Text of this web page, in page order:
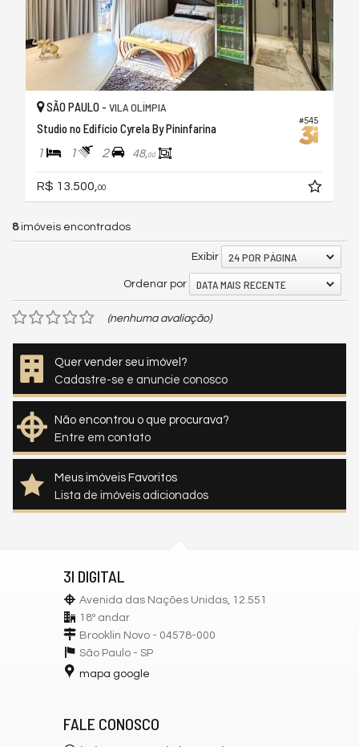
#545
SÃO PAULO - VILA OLÍMPIA
Studio no Edifício Cyrela By Pininfarina
1 1 2 48,00
R$ 13.500, 00
8imóveis encontrados
Exibir 24 POR PÁGINA
Ordenar por DATA MAIS RECENTE
(nenhuma avaliação)
Quer vender seu imóvel?
Cadastre-se e anuncie conosco
Não encontrou o que procurava?
Entre em contato
Meus imóveis Favoritos
Lista de imóveis adicionados
3I DIGITAL
Avenida das Nações Unidas, 12.551
18º andar
Brooklin Novo - 04578-000
São Paulo - SP
mapa google
FALE CONOSCO